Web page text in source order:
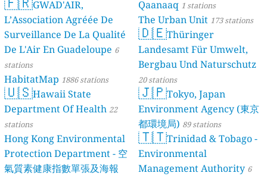
Quality Monitoring
stations
GWAD'AIR,
L’Association Agréée De
Surveillance De La Qualité
De L'Air En Guadeloupe 6
stations
HabitatMap 1886 stations
🇺🇸Hawaii State
Department Of Health 22
stations
Hong Kong Environmental
Protection Department - 空
氣質素健康指數單張及海報
Qaanaaq 1 stations
The Urban Unit 173 stations
🇩🇪Thüringer
Landesamt Für Umwelt,
Bergbau Und Naturschutz
20 stations
🇯🇵Tokyo, Japan
Environment Agency (東京
都環境局) 89 stations
🇹🇹Trinidad & Tobago -
Environmental
Management Authority 6